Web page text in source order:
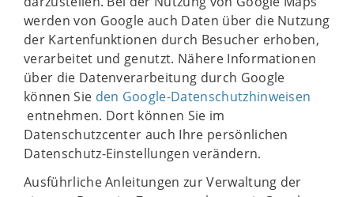
werden von Google auch Daten über die Nutzung
der Kartenfunktionen durch Besucher erhoben,
verarbeitet und genutzt. Nähere Informationen
über die Datenverarbeitung durch Google
können Sie den Google-Datenschutzhinweisen
entnehmen. Dort können Sie im
Datenschutzcenter auch Ihre persönlichen
Datenschutz-Einstellungen verändern.
Ausführliche Anleitungen zur Verwaltung der